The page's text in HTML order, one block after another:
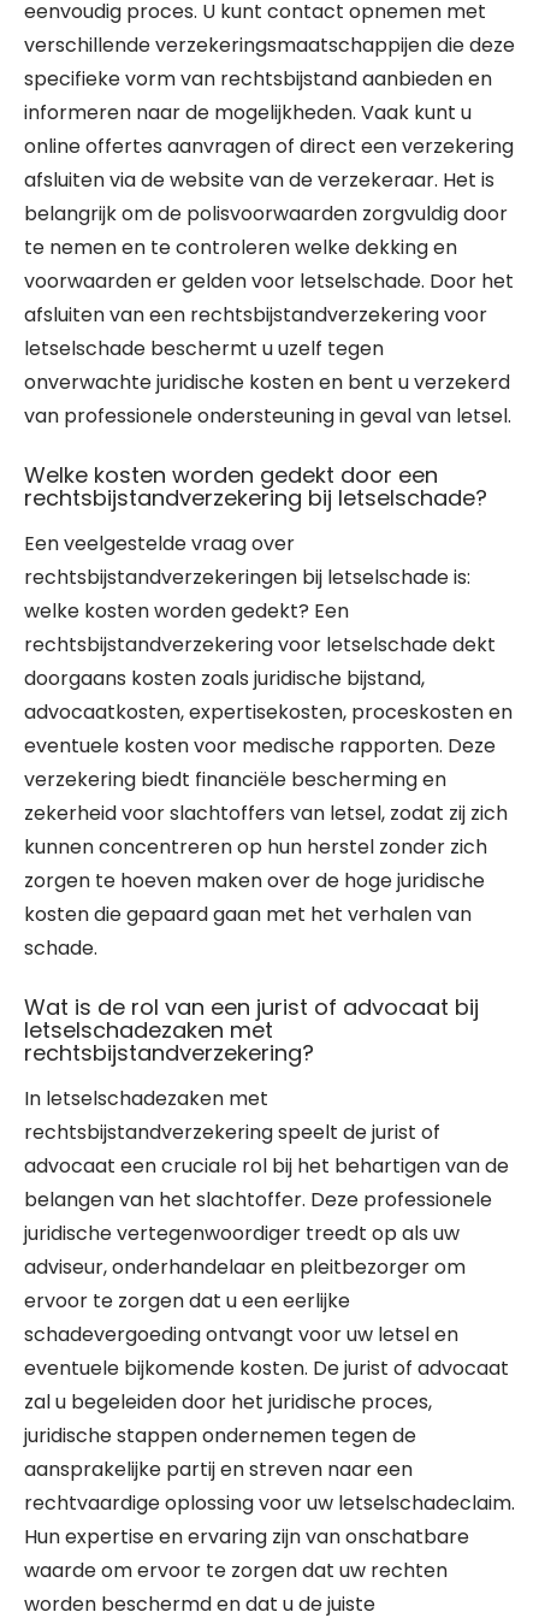
eenvoudig proces. U kunt contact opnemen met
verschillende verzekeringsmaatschappijen die deze
specifieke vorm van rechtsbijstand aanbieden en
informeren naar de mogelijkheden. Vaak kunt u
online offertes aanvragen of direct een verzekering
afsluiten via de website van de verzekeraar. Het is
belangrijk om de polisvoorwaarden zorgvuldig door
te nemen en te controleren welke dekking en
voorwaarden er gelden voor letselschade. Door het
afsluiten van een rechtsbijstandverzekering voor
letselschade beschermt u uzelf tegen
onverwachte juridische kosten en bent u verzekerd
van professionele ondersteuning in geval van letsel.
Welke kosten worden gedekt door een
rechtsbijstandverzekering bij letselschade?
Een veelgestelde vraag over
rechtsbijstandverzekeringen bij letselschade is:
welke kosten worden gedekt? Een
rechtsbijstandverzekering voor letselschade dekt
doorgaans kosten zoals juridische bijstand,
advocaatkosten, expertisekosten, proceskosten en
eventuele kosten voor medische rapporten. Deze
verzekering biedt financiële bescherming en
zekerheid voor slachtoffers van letsel, zodat zij zich
kunnen concentreren op hun herstel zonder zich
zorgen te hoeven maken over de hoge juridische
kosten die gepaard gaan met het verhalen van
schade.
Wat is de rol van een jurist of advocaat bij
letselschadezaken met
rechtsbijstandverzekering?
In letselschadezaken met
rechtsbijstandverzekering speelt de jurist of
advocaat een cruciale rol bij het behartigen van de
belangen van het slachtoffer. Deze professionele
juridische vertegenwoordiger treedt op als uw
adviseur, onderhandelaar en pleitbezorger om
ervoor te zorgen dat u een eerlijke
schadevergoeding ontvangt voor uw letsel en
eventuele bijkomende kosten. De jurist of advocaat
zal u begeleiden door het juridische proces,
juridische stappen ondernemen tegen de
aansprakelijke partij en streven naar een
rechtvaardige oplossing voor uw letselschadeclaim.
Hun expertise en ervaring zijn van onschatbare
waarde om ervoor te zorgen dat uw rechten
worden beschermd en dat u de juiste